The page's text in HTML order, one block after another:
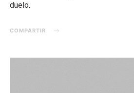
duelo.
COMPARTIR